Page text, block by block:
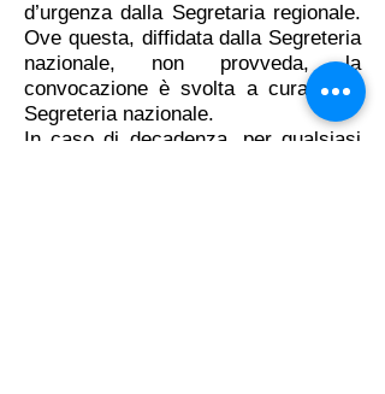
d’urgenza dalla Segretaria regionale.
Ove questa, diffidata dalla Segreteria
nazionale, non provveda, la
convocazione è svolta a cura della
Segreteria nazionale.
In caso di decadenza, per qualsiasi